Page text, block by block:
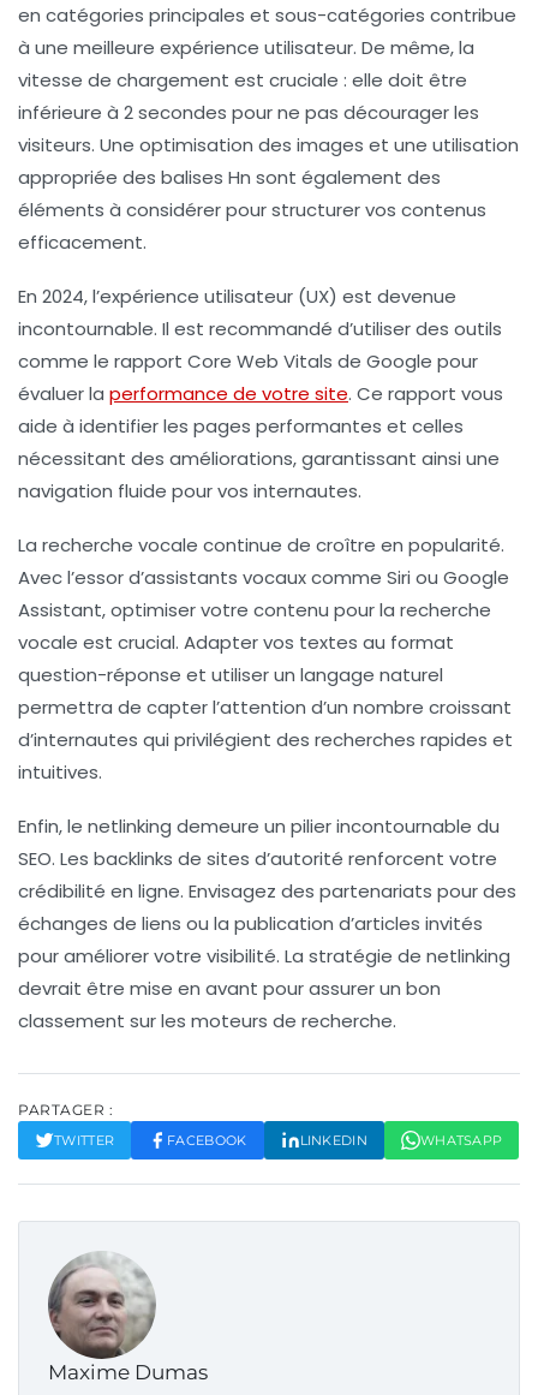
en catégories principales et sous-catégories contribue
à une meilleure expérience utilisateur. De même, la
vitesse de chargement est cruciale : elle doit être
inférieure à 2 secondes pour ne pas décourager les
visiteurs. Une optimisation des images et une utilisation
appropriée des balises Hn sont également des
éléments à considérer pour structurer vos contenus
efficacement.
En 2024,l’expérience utilisateur (UX) est devenue
incontournable. Il est recommandé d’utiliser des outils
comme le rapport Core Web Vitals de Google pour
évaluer la performance de votre site. Ce rapport vous
aide à identifier les pages performantes et celles
nécessitant des améliorations, garantissant ainsi une
navigation fluide pour vos internautes.
La recherche vocale continue de croître en popularité.
Avec l’essor d’assistants vocaux comme Siri ou Google
Assistant, optimiser votre contenu pour la recherche
vocale est crucial. Adapter vos textes au format
question-réponse et utiliser un langage naturel
permettra de capter l’attention d’un nombre croissant
d’internautes qui privilégient des recherches rapides et
intuitives.
Enfin, le netlinking demeure un pilier incontournable du
SEO. Les backlinks de sites d’autorité renforcent votre
crédibilité en ligne. Envisagez des partenariats pour des
échanges de liens ou la publication d’articles invités
pour améliorer votre visibilité. La stratégie de netlinking
devrait être mise en avant pour assurer un bon
classement sur les moteurs de recherche.
PARTAGER :
TWITTER FACEBOOK LINKEDIN WHATSAPP
Maxime Dumas